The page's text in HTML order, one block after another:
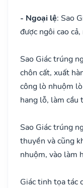
- Ngoại lệ: Sao
được ngôi cao
Sao Giác trúng
chôn cất, xuất
công lò nhuộm
hang lỗ, làm cầu
Sao Giác trúng
thuyền và cũng
nhuộm, vào làm
Giác tinh tọa tác